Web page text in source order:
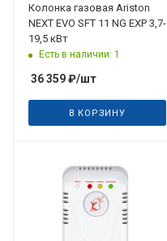
Колонка газовая Ariston
NEXT EVO SFT 11 NG EXP 3,7-
19,5 кВт
Есть в наличии: 1
36 359₽/шт
В КОРЗИНУ